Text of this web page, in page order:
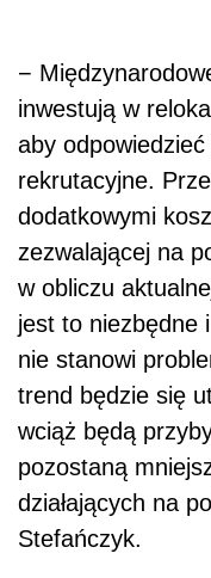
−
inwestują w
aby
rekrutacyjne.
dodatkowymi
zezwalającej na
w obliczu
jest to niezbędne
nie stanowi
trend będzie się
wciąż będą
pozostaną
działających na
Stefańczyk.